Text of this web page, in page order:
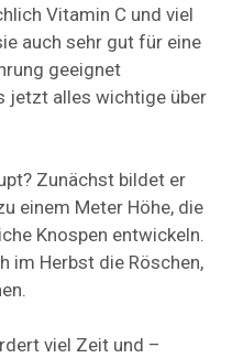
Vitamin C und viel
auch sehr gut für eine
geeignet
jetzt alles wichtige über
Zunächst bildet er
einem Meter Höhe, die
Knospen entwickeln.
im Herbst die Röschen,
viel Zeit und –